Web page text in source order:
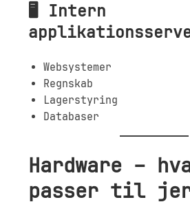
🖥 Intern
Websystemer
Regnskab
Lagerstyring
Databaser
Hardware –
passer til